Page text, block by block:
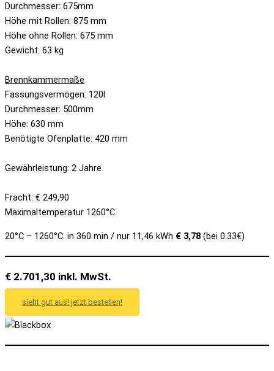
Durchmesser: 675mm
Höhe mit Rollen: 875 mm
Höhe ohne Rollen: 675 mm
Gewicht: 63 kg
Brennkammermaße
Fassungsvermögen: 120l
Durchmesser: 500mm
Höhe: 630 mm
Benötigte Ofenplatte: 420 mm
Gewährleistung: 2 Jahre
Fracht: € 249,90
Maximaltemperatur 1260°C
20°C – 1260°C. in 360 min / nur 11,46 kWh € 3,78 (bei 0.33€)
€ 2.701,30 inkl. MwSt.
sieht gut aus! jetzt bestellen!